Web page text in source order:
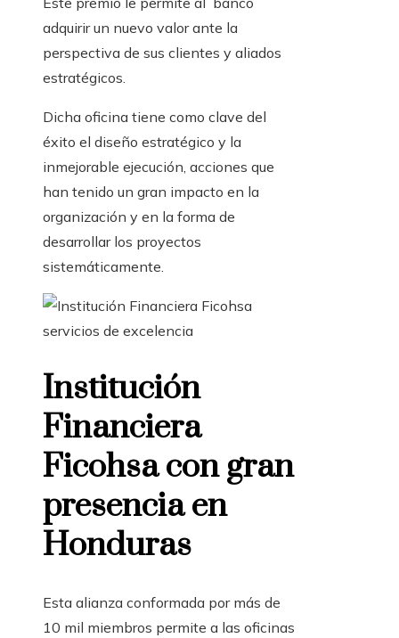
adquirir un nuevo valor ante la
perspectiva de sus clientes y aliados
estratégicos.
Dicha oficina tiene como clave del
éxito el diseño estratégico y la
inmejorable ejecución, acciones que
han tenido un gran impacto en la
organización y en la forma de
desarrollar los proyectos
sistemáticamente.
Institución
Financiera
Ficohsa con gran
presencia en
Honduras
Esta alianza conformada por más de
10 mil miembros permite a las oficinas